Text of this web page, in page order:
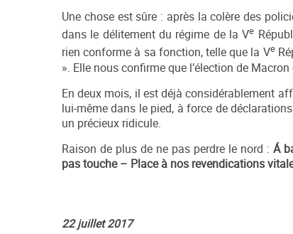
Une chose est sûre : après la colère des
dans le délitement du régime de la Ve
rien conforme à sa fonction, telle que la Ve
». Elle nous confirme que l’élection de
En deux mois, il est déjà considérablement
lui-même dans le pied, à force de
un précieux ridicule.
Raison de plus de ne pas perdre le nord : Á
pas touche – Place à nos revendications
22 juillet 2017